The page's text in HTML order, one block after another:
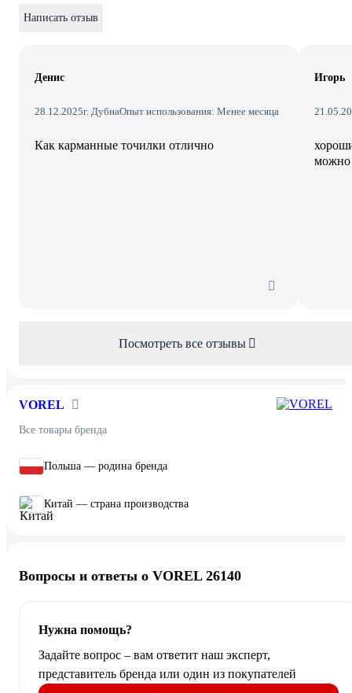
Написать отзыв
Денис
28.12.2025г. ДубнаОпыт использования: Менее месяца
Как карманные точилки отлично
Игорь
можно
Посмотреть все отзывы
VOREL
Все товары бренда
Польша — родина бренда
Китай — страна производства
Вопросы и ответы о VOREL 26140
Нужна помощь?
Задайте вопрос – вам ответит наш эксперт,
представитель бренда или один из покупателей